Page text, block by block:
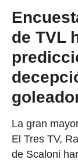
de TVL
La gran
El Tres TV,
de Scaloni